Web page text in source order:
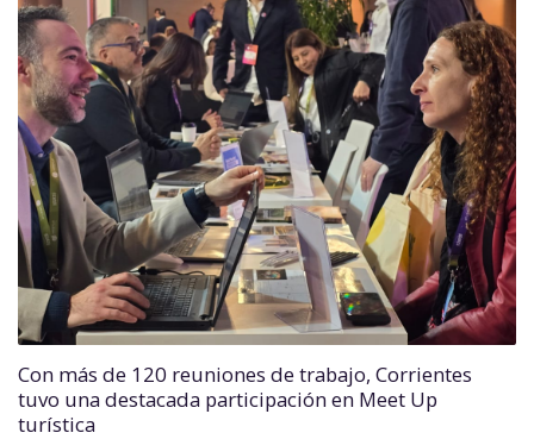
Con más de 120 reuniones de trabajo, Corrientes
tuvo una destacada participación en Meet Up
turística